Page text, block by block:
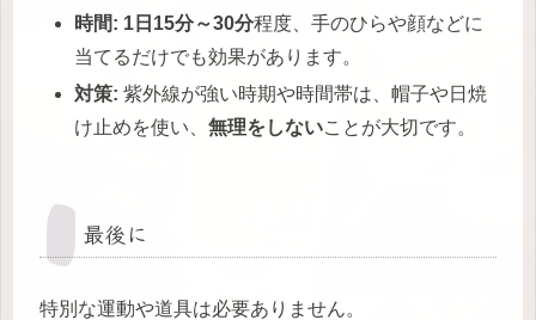
時間: 1日15分～30分程度、手のひらや顔などに
当てるだけでも効果があります。
対策: 紫外線が強い時期や時間帯は、帽子や日焼
け止めを使い、無理をしないことが大切です。
最後に
特別な運動や道具は必要ありません。